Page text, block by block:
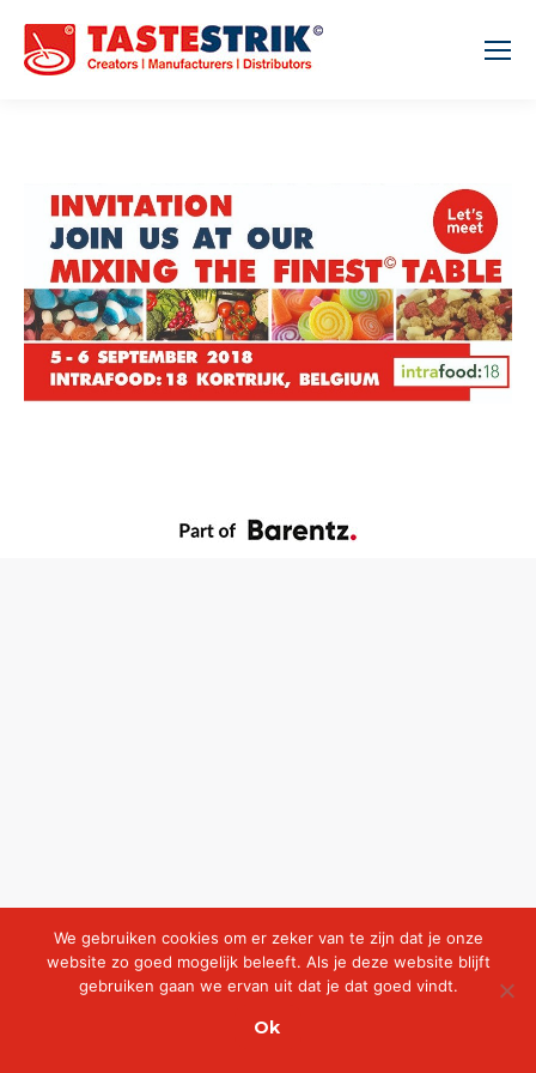
We gebruiken cookies om er zeker van te zijn dat je onze
website zo goed mogelijk beleeft. Als je deze website blijft
gebruiken gaan we ervan uit dat je dat goed vindt.
Ok